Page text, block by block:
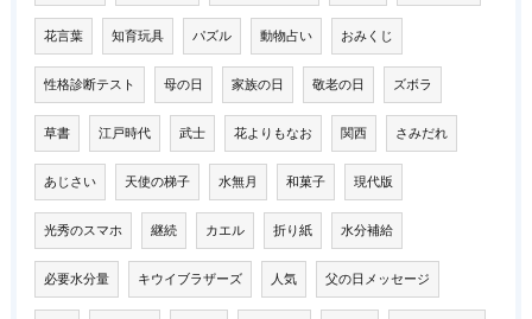
花言葉 知育玩具 パズル 動物占い おみくじ
性格診断テスト 母の日 家族の日 敬老の日 ズボラ
草書 江戸時代 武士 花よりもなお 関西 さみだれ
あじさい 天使の梯子 水無月 和菓子 現代版
光秀のスマホ 継続 カエル 折り紙 水分補給
必要水分量 キウイブラザーズ 人気 父の日メッセージ